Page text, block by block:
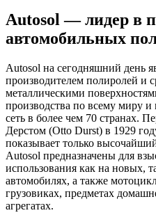
Autosol — лидер в
автомобильных
Autosol на сегодняшний день
производителем полиролей и
металлическими
производства по всему миру
сеть в более чем 70 странах.
Дерстом (Otto Durst) в 1929
показывает только
Autosol предназначены для
использования как на новых,
автомобилях, а также
грузовиках, предметах
агрегатах.